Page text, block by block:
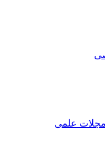
مجلات علمی